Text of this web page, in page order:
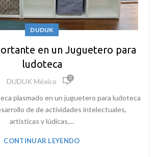
DUDUK
en un Juguetero para
ludoteca
DUDUK México 0
plasmado en un juguetero para ludoteca
de de actividades intelectuales,
artísticas y lúdicas,...
CONTINUAR LEYENDO